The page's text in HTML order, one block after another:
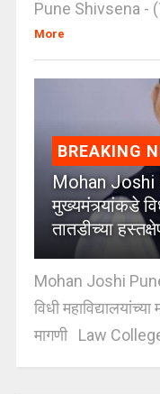
Pune Shivsena -
More
BREAKING
Mohan Joshi
मुख्यमंत्र्यांकडे
तातडीच्या
Mohan Joshi Pune
विधी
मागणी Law